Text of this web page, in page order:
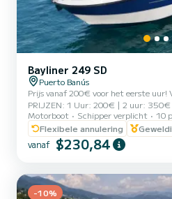
Bayliner 249 SD
Puerto Banús
Prijs vanaf 200€ voor het eerste uur!
PRIJZEN: 1 Uur: 200€ | 2 uur:
| 5 uur: 650€ | 6 uur: 750€ | 7
(Raadpleeg beschikbaarheid)
kapitein, frisdranken, bier, snorkelbril
OPTIONEEL: Fles cava (Raadplegen)
zonsondergang vanaf de zee te zien,
dolfijnen t...
Motorboot Schipper verplicht 10
Flexibele annulering
vanaf $230,84
-10%